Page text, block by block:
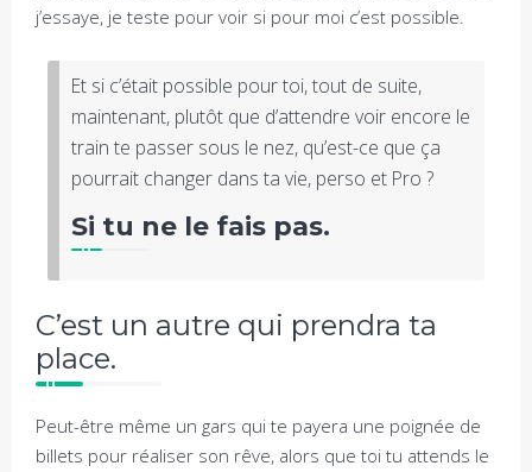
j’essaye, je teste pour voir si pour moi c’est possible.
Et si c’était possible pour toi, tout de suite,
maintenant, plutôt que d’attendre voir encore le
train te passer sous le nez, qu’est-ce que ça
pourrait changer dans ta vie, perso et Pro ?
Si tu ne le fais pas.
C’est un autre qui prendra ta
place.
Peut-être même un gars qui te payera une poignée de
billets pour réaliser son rêve, alors que toi tu attends le